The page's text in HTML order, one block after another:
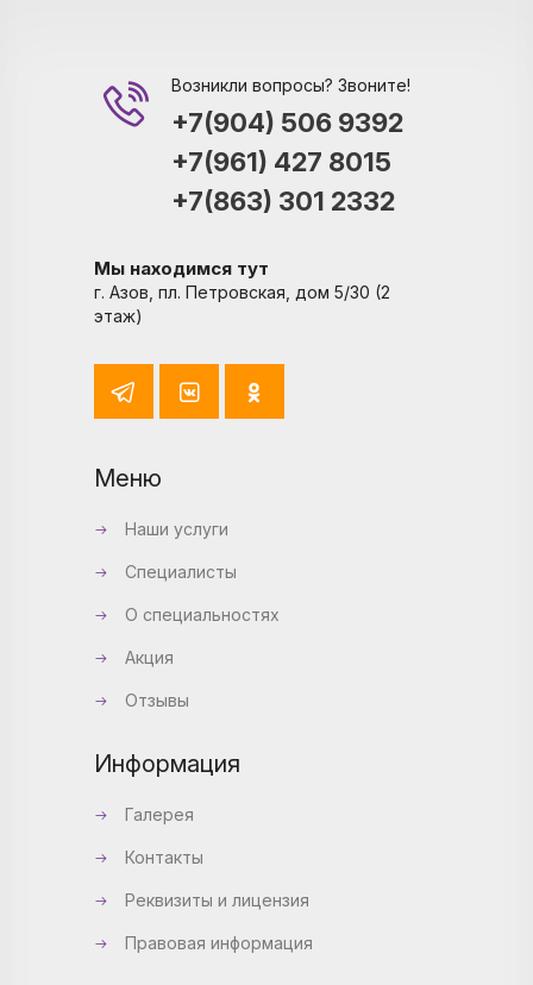
Возникли вопросы? Звоните!
+7(904) 506 9392
+7(961) 427 8015
+7(863) 301 2332
Мы находимся тут
г. Азов, пл. Петровская, дом 5/30 (2
этаж)
Меню
Наши услуги
Специалисты
О специальностях
Акция
Отзывы
Информация
Галерея
Контакты
Реквизиты и лицензия
Правовая информация